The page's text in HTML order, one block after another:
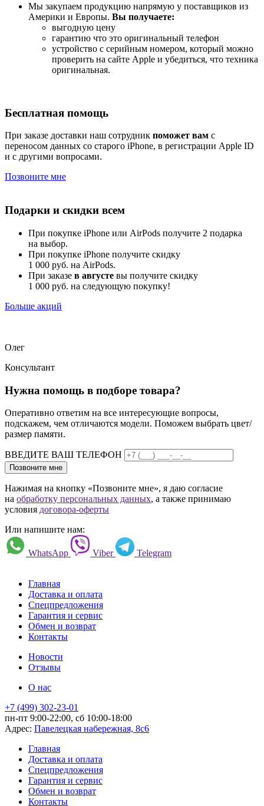
Мы закупаем продукцию напрямую у поставщиков из
Америки и Европы. Вы получаете:
выгодную цену
гарантию что это оригинальный телефон
устройство с серийным номером, который можно
проверить на сайте Apple и убедиться, что техника
оригинальная.
Бесплатная помощь
При заказе доставки наш сотрудник поможет вам с
переносом данных со старого iPhone, в регистрации Apple ID
и с другими вопросами.
Позвоните мне
Подарки и скидки всем
При покупке iPhone или AirPods получите 2 подарка
на выбор.
При покупке iPhone получите скидку
1 000 руб. на AirPods.
При заказе в августе вы получите скидку
1 000 руб. на следующую покупку!
Больше акций
Олег
Консультант
Нужна помощь в подборе товара?
Оперативно ответим на все интересующие вопросы,
подскажем, чем отличаются модели. Поможем выбрать цвет/
размер памяти.
ВВЕДИТЕ ВАШ ТЕЛЕФОН
Позвоните мне
Нажимая на кнопку «Позвоните мне», я даю согласие
на обработку персональных данных, а также принимаю
условия договора-оферты
Или напишите нам:
WhatsApp Viber Telegram
Главная
Доставка и оплата
Спецпредложения
Гарантия и сервис
Обмен и возврат
Контакты
Новости
Отзывы
О нас
+7 (499) 302-23-01
пн-пт 9:00-22:00, сб 10:00-18:00
Адрес: Павелецкая набережная, 8с6
Главная
Доставка и оплата
Спецпредложения
Гарантия и сервис
Обмен и возврат
Контакты